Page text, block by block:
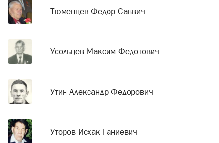
Тюменцев Федор Саввич
Усольцев Максим Федотович
Утин Александр Федорович
Уторов Исхак Ганиевич